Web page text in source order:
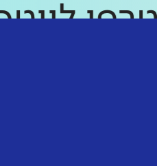
הצטרפו